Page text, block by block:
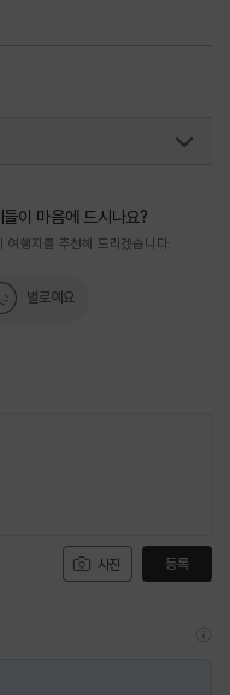
이 마음에 드시나요?
여행지를 추천해 드리겠습니다.
별로예요
사진 등록